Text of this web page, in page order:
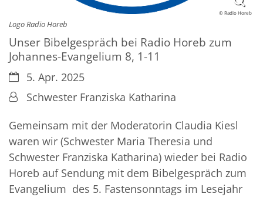
© Radio Horeb
Logo Radio Horeb
Unser Bibelgespräch bei Radio Horeb zum
Johannes-Evangelium 8, 1-11
Datum:5. Apr. 2025
Von:Schwester Franziska Katharina
Gemeinsam mit der Moderatorin Claudia Kiesl
waren wir (Schwester Maria Theresia und
Schwester Franziska Katharina) wieder bei Radio
Horeb auf Sendung mit dem Bibelgespräch zum
Evangelium des 5. Fastensonntags im Lesejahr